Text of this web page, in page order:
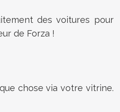
des voitures pour
de Forza !
chose via votre vitrine.